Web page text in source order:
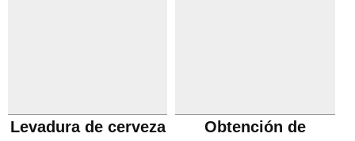
Levadura de cerveza
Obtención de